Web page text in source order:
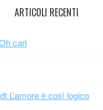
ARTICOLI RECENTI
cari
L’amore è così logico